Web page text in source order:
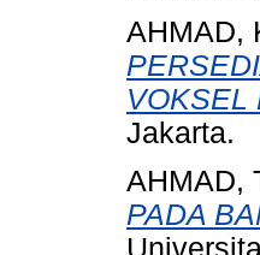
AHMAD,
VOKSEL
Jakarta.
AHMAD,
PADA